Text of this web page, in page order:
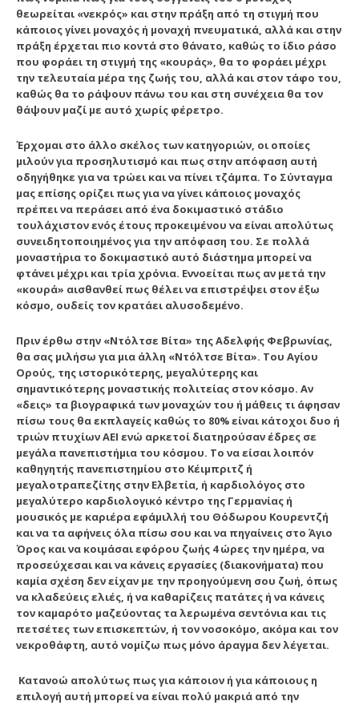
θεωρείται «νεκρός» και στην πράξη από τη στιγμή που
κάποιος γίνει μοναχός ή μοναχή πνευματικά, αλλά και στην
πράξη έρχεται πιο κοντά στο θάνατο, καθώς το ίδιο ράσο
που φοράει τη στιγμή της «κουράς», θα το φοράει μέχρι
την τελευταία μέρα της ζωής του, αλλά και στον τάφο του,
καθώς θα το ράψουν πάνω του και στη συνέχεια θα τον
θάψουν μαζί με αυτό χωρίς φέρετρο.
Έρχομαι στο άλλο σκέλος των κατηγοριών, οι οποίες
μιλούν για προσηλυτισμό και πως στην απόφαση αυτή
οδηγήθηκε για να τρώει και να πίνει τζάμπα. Το Σύνταγμα
μας επίσης ορίζει πως για να γίνει κάποιος μοναχός
πρέπει να περάσει από ένα δοκιμαστικό στάδιο
τουλάχιστον ενός έτους προκειμένου να είναι απολύτως
συνειδητοποιημένος για την απόφαση του. Σε πολλά
μοναστήρια το δοκιμαστικό αυτό διάστημα μπορεί να
φτάνει μέχρι και τρία χρόνια. Εννοείται πως αν μετά την
«κουρά» αισθανθεί πως θέλει να επιστρέψει στον έξω
κόσμο, ουδείς τον κρατάει αλυσοδεμένο.
Πριν έρθω στην «Ντόλτσε Βίτα» της Αδελφής Φεβρωνίας,
θα σας μιλήσω για μια άλλη «Ντόλτσε Βίτα». Του Αγίου
Ορούς, της ιστορικότερης, μεγαλύτερης και
σημαντικότερης μοναστικής πολιτείας στον κόσμο. Αν
«δεις» τα βιογραφικά των μοναχών του ή μάθεις τι άφησαν
πίσω τους θα εκπλαγείς καθώς το 80% είναι κάτοχοι δυο ή
τριών πτυχίων ΑΕΙ ενώ αρκετοί διατηρούσαν έδρες σε
μεγάλα πανεπιστήμια του κόσμου. Το να είσαι λοιπόν
καθηγητής πανεπιστημίου στο Κέιμπριτζ ή
μεγαλοτραπεζίτης στην Ελβετία, ή καρδιολόγος στο
μεγαλύτερο καρδιολογικό κέντρο της Γερμανίας ή
μουσικός με καριέρα εφάμιλλή του Θόδωρου Κουρεντζή
και να τα αφήνεις όλα πίσω σου και να πηγαίνεις στο Άγιο
Όρος και να κοιμάσαι εφόρου ζωής 4 ώρες την ημέρα, να
προσεύχεσαι και να κάνεις εργασίες (διακονήματα) που
καμία σχέση δεν είχαν με την προηγούμενη σου ζωή, όπως
να κλαδεύεις ελιές, ή να καθαρίζεις πατάτες ή να κάνεις
τον καμαρότο μαζεύοντας τα λερωμένα σεντόνια και τις
πετσέτες των επισκεπτών, ή τον νοσοκόμο, ακόμα και τον
νεκροθάφτη, αυτό νομίζω πως μόνο άραγμα δεν λέγεται.
Κατανοώ απολύτως πως για κάποιον ή για κάποιους η
επιλογή αυτή μπορεί να είναι πολύ μακριά από την